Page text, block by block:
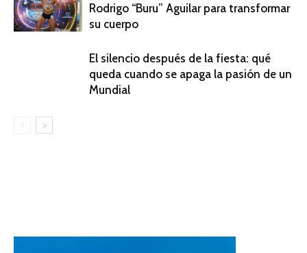
Rodrigo “Buru” Aguilar para transformar
su cuerpo
El silencio después de la fiesta: qué
queda cuando se apaga la pasión de un
Mundial